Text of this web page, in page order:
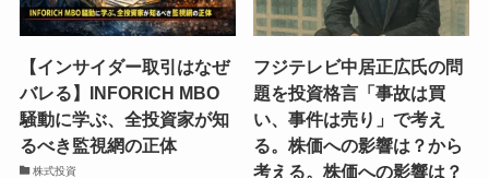
【インサイダー取引はなぜ
バレる】INFORICH MBO
騒動に学ぶ、全投資家が知
るべき監視網の正体
株式投資
フジテレビ中居正広氏の問
題を投資格言「事故は買
い、事件は売り」で考え
る。株価への影響は？から
考える。株価への影響は？